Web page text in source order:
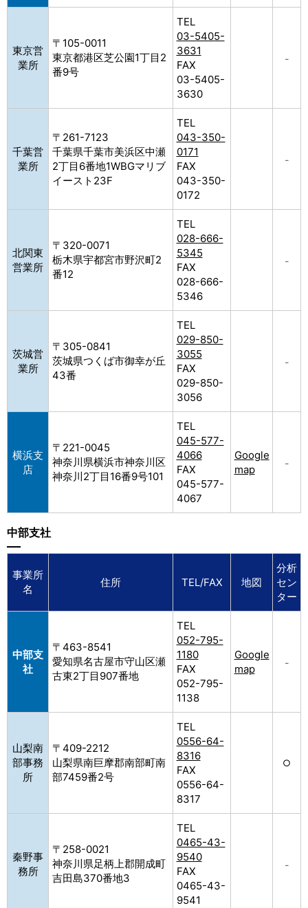
東京営
業所
〒105-0011
東京都港区芝公園1丁目2
番9号
TEL
03-5405-
3631
FAX
03-5405-
3630
–
千葉営
業所
〒261-7123
千葉県千葉市美浜区中瀬
2丁目6番地1WBGマリブ
イースト23F
TEL
043-350-
0171
FAX
043-350-
0172
–
北関東
営業所
〒320-0071
栃木県宇都宮市野沢町2
番12
TEL
028-666-
5345
FAX
028-666-
5346
–
茨城営
業所
〒305-0841
茨城県つくば市御幸が丘
43番
TEL
029-850-
3055
FAX
029-850-
3056
–
横浜支
店
〒221-0045
神奈川県横浜市神奈川区
神奈川2丁目16番9号101
TEL
045-577-
4066
FAX
045-577-
4067
Google
map
–
中部支社
事業所
名
住所 TEL/FAX 地図
分析
セン
ター
中部支
社
〒463-8541
愛知県名古屋市守山区瀬
古東2丁目907番地
TEL
052-795-
1180
FAX
052-795-
1138
Google
map
–
山梨南
部事務
所
〒409-2212
山梨県南巨摩郡南部町南
部7459番2号
TEL
0556-64-
8316
FAX
0556-64-
8317
○
秦野事
務所
〒258-0021
神奈川県足柄上郡開成町
吉田島370番地3
TEL
0465-43-
9540
FAX
0465-43-
9541
–